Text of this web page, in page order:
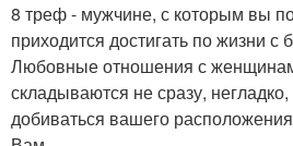
8 треф - мужчине, с которым вы
приходится достигать по жизни с
Любовные отношения с
складываются не сразу,
добиваться вашего